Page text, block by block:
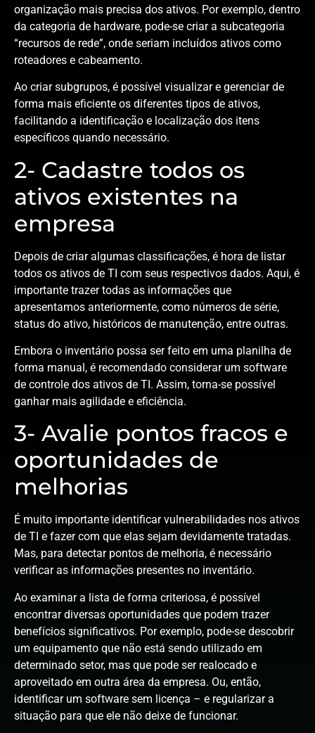
organização mais precisa dos ativos. Por exemplo, dentro
da categoria de hardware, pode-se criar a subcategoria
“recursos de rede”, onde seriam incluídos ativos como
roteadores e cabeamento.
Ao criar subgrupos, é possível visualizar e gerenciar de
forma mais eficiente os diferentes tipos de ativos,
facilitando a identificação e localização dos itens
específicos quando necessário.
2- Cadastre todos os
ativos existentes na
empresa
Depois de criar algumas classificações, é hora de listar
todos os ativos de TI com seus respectivos dados. Aqui, é
importante trazer todas as informações que
apresentamos anteriormente, como números de série,
status do ativo, históricos de manutenção, entre outras.
Embora o inventário possa ser feito em uma planilha de
forma manual, é recomendado considerar um software
de controle dos ativos de TI. Assim, torna-se possível
ganhar mais agilidade e eficiência.
3- Avalie pontos fracos e
oportunidades de
melhorias
É muito importante identificar vulnerabilidades nos ativos
de TI e fazer com que elas sejam devidamente tratadas.
Mas, para detectar pontos de melhoria, é necessário
verificar as informações presentes no inventário.
Ao examinar a lista de forma criteriosa, é possível
encontrar diversas oportunidades que podem trazer
benefícios significativos. Por exemplo, pode-se descobrir
um equipamento que não está sendo utilizado em
determinado setor, mas que pode ser realocado e
aproveitado em outra área da empresa. Ou, então,
identificar um software sem licença – e regularizar a
situação para que ele não deixe de funcionar.